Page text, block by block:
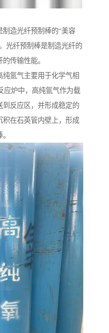
造光纤预制棒的“美容
光纤预制棒是制造光纤的
传输性能。
氩气主要用于化学气相
应炉中，高纯氩气作为载
反应区，并形成稳定的
在石英管内壁上，形成